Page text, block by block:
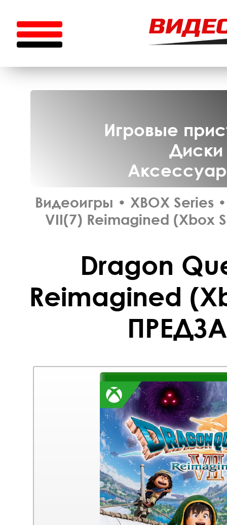
Игровые
Диски
Видеоигры • XBOX Series •
VII(7) Reimagined (Xbox
Dragon
Reimagined